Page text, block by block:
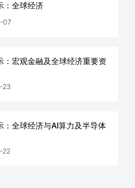
：全球经济
07
：宏观金融及全球经济重要资
23
：全球经济与AI算力及半导体
22